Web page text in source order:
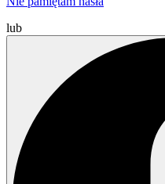
lub